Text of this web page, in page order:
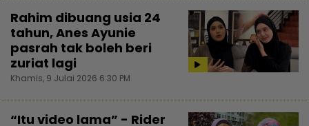
Rahim dibuang usia 24
tahun, Anes Ayunie
pasrah tak boleh beri
zuriat lagi
Khamis, 9 Julai 2026 6:30 PM
“Itu video lama” - Rider